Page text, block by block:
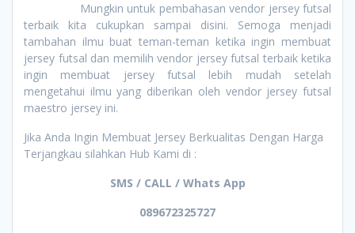
Mungkin untuk pembahasan vendor jersey futsal
terbaik kita cukupkan sampai disini. Semoga menjadi
tambahan ilmu buat teman-teman ketika ingin membuat
jersey futsal dan memilih vendor jersey futsal terbaik ketika
ingin membuat jersey futsal lebih mudah setelah
mengetahui ilmu yang diberikan oleh vendor jersey futsal
maestro jersey ini.
Jika Anda Ingin Membuat Jersey Berkualitas Dengan Harga
Terjangkau silahkan Hub Kami di :
SMS / CALL / Whats App
089672325727